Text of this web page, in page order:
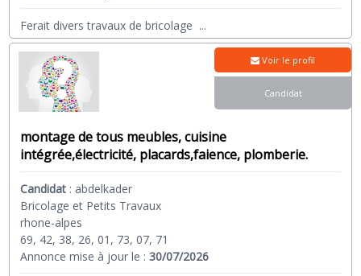
Ferait divers travaux de bricolage ...
montage de tous meubles, cuisine
intégrée,électricité, placards,faience, plomberie.
Candidat : abdelkader
Bricolage et Petits Travaux
rhone-alpes
69, 42, 38, 26, 01, 73, 07, 71
Annonce mise à jour le :30/07/2026
Voir le profil
Candidat